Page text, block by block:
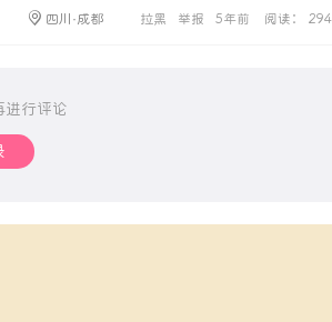
四川·成都 拉黑 举报 5年前 阅读： 294
进行评论